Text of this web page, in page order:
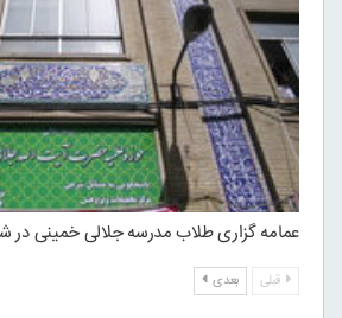
عمامه گزاری طلاب مدرسه جلالی خمینی در
قبلی بعدی